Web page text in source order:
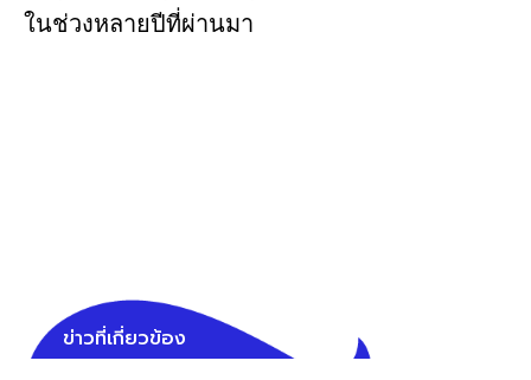
ในช่วงหลายปีที่ผ่านมา
ข่าวที่เกี่ยวข้อง